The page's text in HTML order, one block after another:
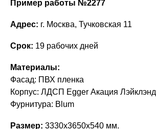
Пример работы №2277
Адрес: г. Москва, Тучковская 11
Срок: 19 рабочих дней
Материалы:
Фасад: ПВХ пленка
Корпус: ЛДСП Egger Акация Лэйклэнд
Фурнитура: Blum
Размер: 3330х3650х540 мм.